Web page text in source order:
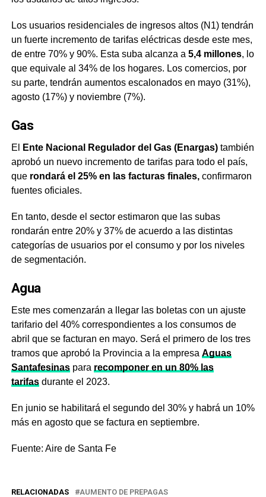
Los usuarios residenciales de ingresos altos (N1) tendrán
un fuerte incremento de tarifas eléctricas desde este mes,
de entre 70% y 90%. Esta suba alcanza a 5,4 millones, lo
que equivale al 34% de los hogares. Los comercios, por
su parte, tendrán aumentos escalonados en mayo (31%),
agosto (17%) y noviembre (7%).
Gas
El Ente Nacional Regulador del Gas (Enargas)también
aprobó un nuevo incremento de tarifas para todo el país,
que rondará el 25% en las facturas finales, confirmaron
fuentes oficiales.
En tanto, desde el sector estimaron que las subas
rondarán entre 20% y 37% de acuerdo a las distintas
categorías de usuarios por el consumo y por los niveles
de segmentación.
Agua
Este mes comenzarán a llegar las boletas con un ajuste
tarifario del 40% correspondientes a los consumos de
abril que se facturan en mayo. Será el primero de los tres
tramos que aprobó la Provincia a la empresa Aguas
Santafesinaspara recomponer en un 80% las
tarifasdurante el 2023.
En junio se habilitará el segundo del 30% y habrá un 10%
más en agosto que se factura en septiembre.
Fuente: Aire de Santa Fe
RELACIONADAS
AUMENTO DE PREPAGAS